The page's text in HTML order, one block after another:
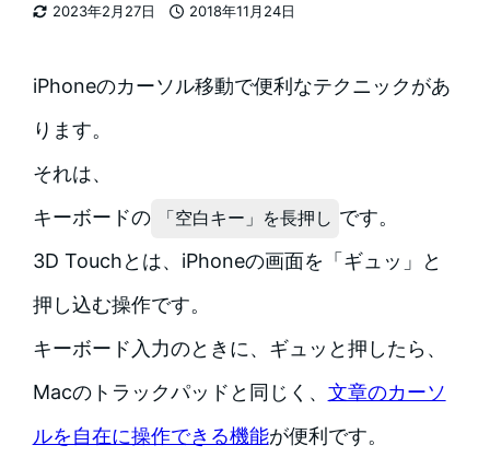
2023年2月27日
2018年11月24日
者
iPhoneのカーソル移動で便利なテクニックがあ
ります。
それは、
キーボードの
「空白キー」を長押し です。
3D Touchとは、iPhoneの画面を「ギュッ」と
押し込む操作です。
キーボード入力のときに、ギュッと押したら、
Macのトラックパッドと同じく、 文章のカーソ
ルを自在に操作できる機能が便利です。